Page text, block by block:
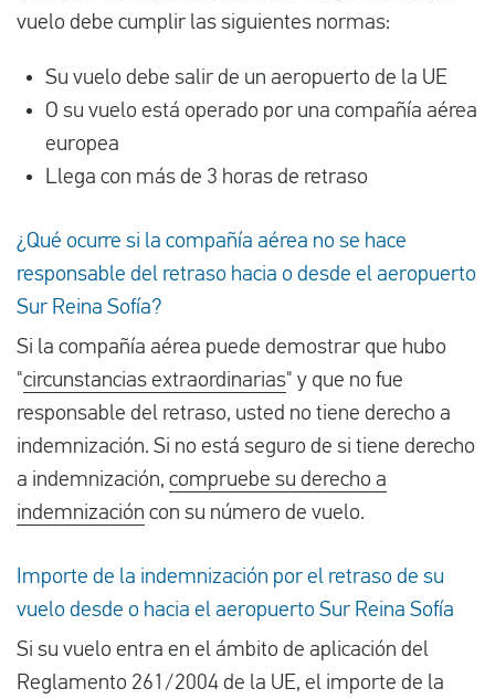
vuelo debe cumplir las siguientes normas:
Su vuelo debe salir de un aeropuerto de la UE
O su vuelo está operado por una compañía aérea
europea
Llega con más de 3 horas de retraso
¿Qué ocurre si la compañía aérea no se hace
responsable del retraso hacia o desde el aeropuerto
Sur Reina Sofía?
Si la compañía aérea puede demostrar que hubo
"circunstancias extraordinarias" y que no fue
responsable del retraso, usted no tiene derecho a
indemnización. Si no está seguro de si tiene derecho
a indemnización, compruebe su derecho a
indemnización con su número de vuelo.
Importe de la indemnización por el retraso de su
vuelo desde o hacia el aeropuerto Sur Reina Sofía
Si su vuelo entra en el ámbito de aplicación del
Reglamento 261/2004 de la UE, el importe de la